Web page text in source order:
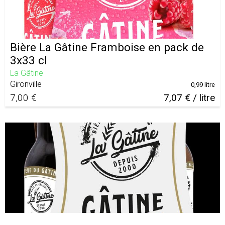
Bière La Gâtine Framboise en pack de
3x33 cl
La Gâtine
Gironville
7,00 € 7,07 € / litre
0,99 litre